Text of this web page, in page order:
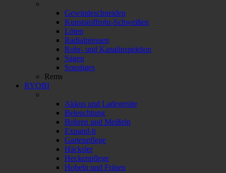
Gewindeschneiden
Kunststoffrohr-Schweißen
Löten
Radialpressen
Rohr- und Kanalinspektion
Sägen
Sonstiges
Rems
RYOBI
Akkus und Ladegeräte
Beleuchtung
Bohren und Meißeln
Expand-it
Gartenpflege
Häcksler
Heckenpflege
Hobeln und Fräsen